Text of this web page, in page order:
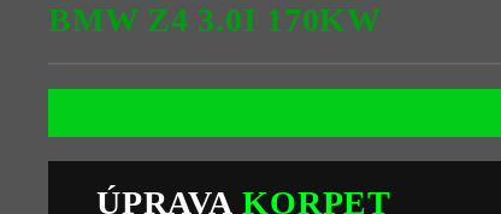
BMW Z4 3.0I 170KW
ÚPRAVAKORPET